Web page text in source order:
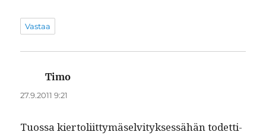
Vastaa
Timo
27.9.2011 9:21
Tuos­sa kier­toli­it­tymä­selvi­tyk­sessähän todet­ti­